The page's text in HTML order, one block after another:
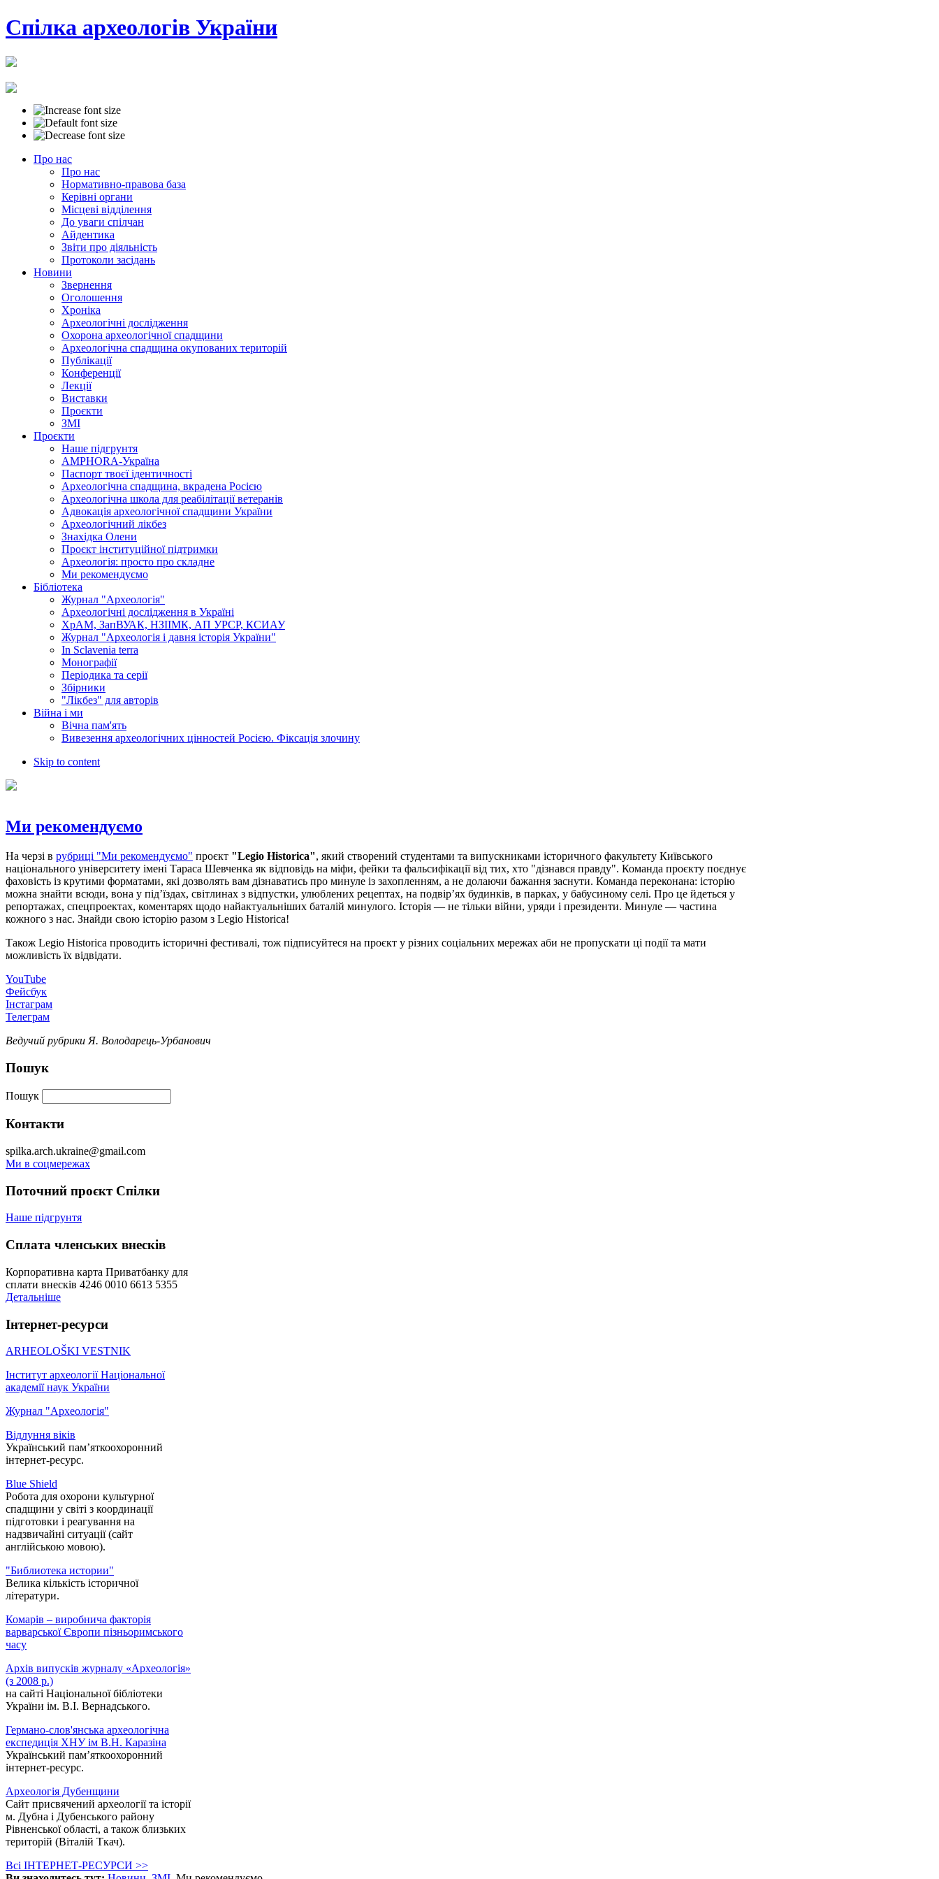
Cпілка археологів України
Про нас
Про нас
Нормативно-правова база
Керівні органи
Місцеві відділення
До уваги спілчан
Айдентика
Звіти про діяльність
Протоколи засідань
Новини
Звернення
Оголошення
Хроніка
Археологічні дослідження
Охорона археологічної спадщини
Археологічна спадщина окупованих територій
Публікації
Конференції
Лекції
Виставки
Проєкти
ЗМІ
Проєкти
Наше підгрунтя
AMPHORA-Україна
Паспорт твоєї ідентичності
Археологічна спадщина, вкрадена Росією
Археологічна школа для реабілітації ветеранів
Адвокація археологічної спадщини України
Археологічний лікбез
Знахідка Олени
Проєкт інституційної підтримки
Археологія: просто про складне
Ми рекомендуємо
Бібліотека
Журнал "Археологія"
Археологічні дослідження в Україні
ХрАМ, ЗапВУАК, НЗІІМК, АП УРСР, КСИАУ
Журнал "Археологія і давня історія України"
In Sclavenia terra
Монографії
Періодика та серії
Збірники
"Лікбез" для авторів
Війна і ми
Вічна пам'ять
Вивезення археологічних цінностей Росією. Фіксація злочину
Skip to content
Ми рекомендуємо
На черзі в рубриці "Ми рекомендуємо" проєкт "Legio Historica", який створений студентами та випускниками історичного факультету Київського
національного університету імені Тараса Шевченка як відповідь на міфи, фейки та фальсифікації від тих, хто "дізнався правду". Команда проєкту поєднує
фаховість із крутими форматами, які дозволять вам дізнаватись про минуле із захопленням, а не долаючи бажання заснути. Команда переконана: історію
можна знайти всюди, вона у під’їздах, світлинах з відпустки, улюблених рецептах, на подвір’ях будинків, в парках, у бабусиному селі. Про це йдеться у
репортажах, спецпроектах, коментарях щодо найактуальніших баталій минулого. Історія — не тільки війни, уряди і президенти. Минуле — частина
кожного з нас. Знайди свою історію разом з Legio Historica!
Також Legio Historica проводить історичні фестивалі, тож підписуйтеся на проєкт у різних соціальних мережах аби не пропускати ці події та мати
можливість їх відвідати.
YouTube
Фейсбук
Інстаграм
Телеграм
Ведучий рубрики Я. Володарець-Урбанович
Пошук
Пошук
Контакти
spilka.arch.ukraine@gmail.com
Ми в соцмережах
Поточний проєкт Спілки
Наше підгрунтя
Сплата членських внесків
Корпоративна карта Приватбанку для
сплати внесків 4246 0010 6613 5355
Детальніше
Інтернет-ресурси
ARHEOLOŠKI VESTNIK
Інститут археології Національної
академії наук України
Журнал "Археологія"
Відлуння віків
Український пам’яткоохоронний
інтернет-ресурс.
Blue Shield
Робота для охорони культурної
спадщини у світі з координації
підготовки і реагування на
надзвичайні ситуації (сайт
англійською мовою).
"Библиотека истории"
Велика кількість історичної
літератури.
Комарів – виробнича факторія
варварської Європи пізньоримського
часу
Архів випусків журналу «Археологія»
(з 2008 р.)
на сайті Національної бібліотеки
України ім. В.І. Вернадського.
Германо-слов'янська археологічна
експедиція ХНУ ім В.Н. Каразіна
Український пам’яткоохоронний
інтернет-ресурс.
Археологія Дубенщини
Сайт присвячений археології та історії
м. Дубна і Дубенського району
Рівненської області, а також близьких
територій (Віталій Ткач).
Всі ІНТЕРНЕТ-РЕСУРСИ >>